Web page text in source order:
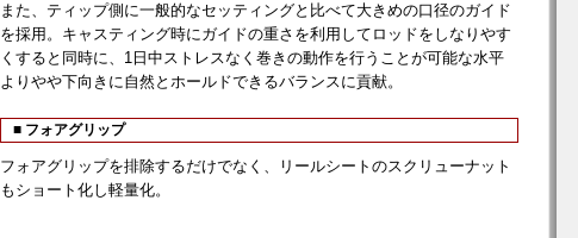
また、ティップ側に一般的なセッティングと比べて大きめの口径のガイド
を採用。キャスティング時にガイドの重さを利用してロッドをしなりやす
くすると同時に、1日中ストレスなく巻きの動作を行うことが可能な水平
よりやや下向きに自然とホールドできるバランスに貢献。
■ フォアグリップ
フォアグリップを排除するだけでなく、リールシートのスクリューナット
もショート化し軽量化。